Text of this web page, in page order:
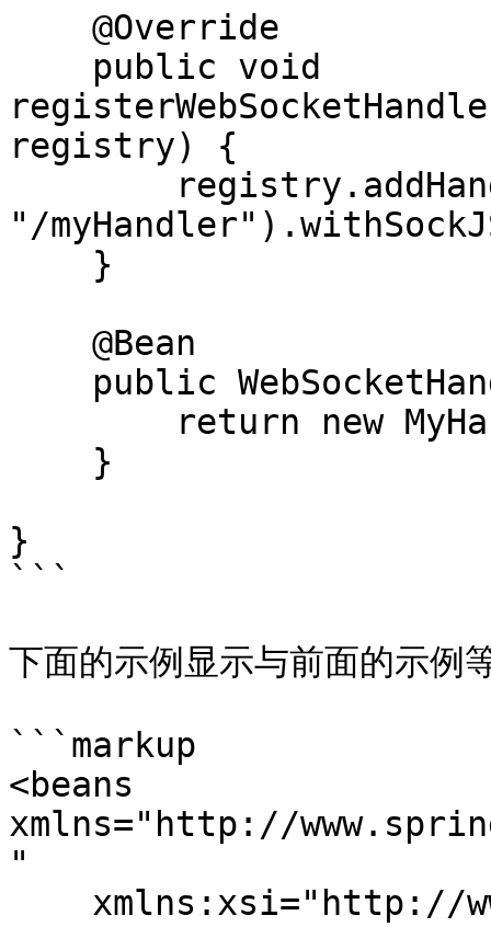
registry) {
"/
}
```
下面的示例显示与前面的示例
```markup
<beans
xmlns="http://
"